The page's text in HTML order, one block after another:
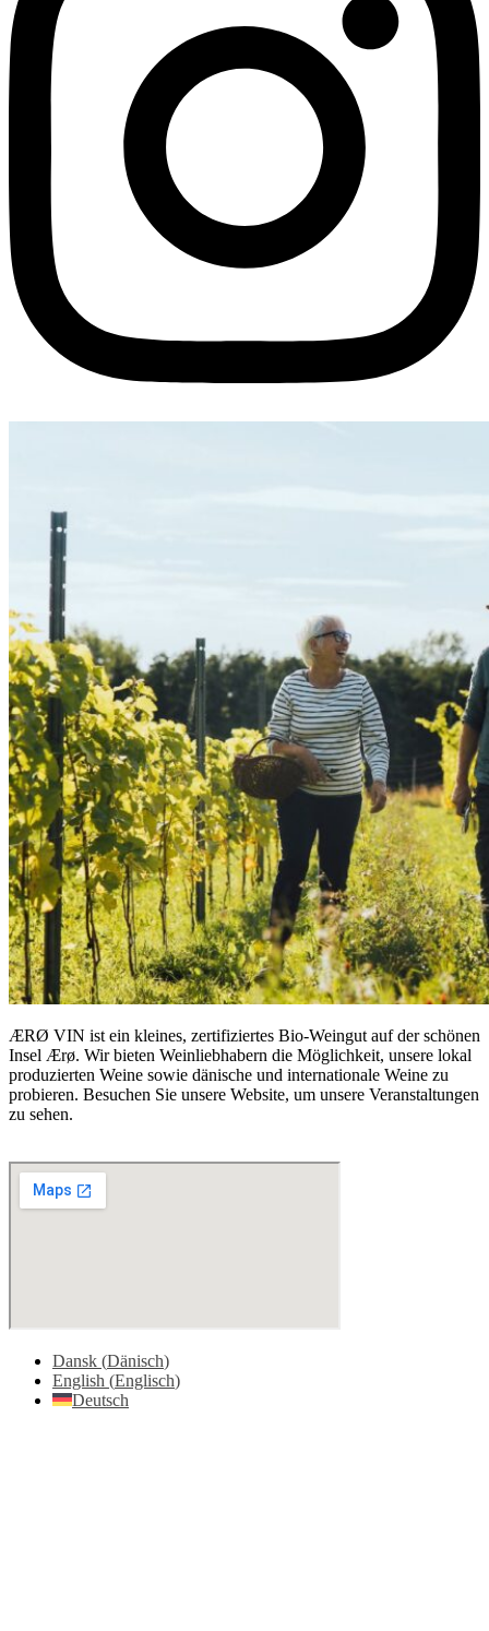
ÆRØ VIN ist ein kleines, zertifiziertes Bio-Weingut auf der schönen
Insel Ærø. Wir bieten Weinliebhabern die Möglichkeit, unsere lokal
produzierten Weine sowie dänische und internationale Weine zu
probieren. Besuchen Sie unsere Website, um unsere Veranstaltungen
zu sehen.
Dansk (Dänisch)
English (Englisch)
Deutsch